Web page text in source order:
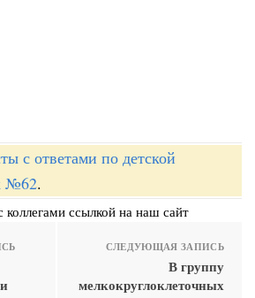
с ответами по детской
№62.
коллегами ссылкой на наш сайт
СЛЕДУЮЩАЯ ЗАПИСЬ
В группу
мелкокруглоклеточных